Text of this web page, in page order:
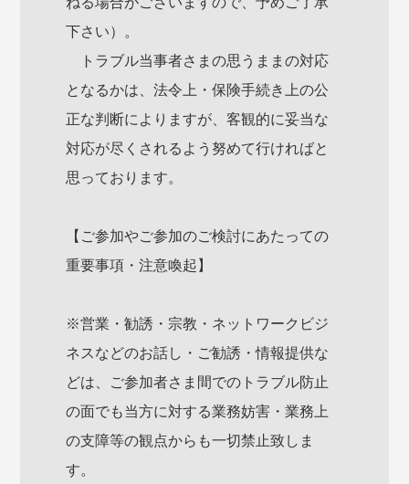
下さい）。
トラブル当事者さまの思うままの対応
となるかは、法令上・保険手続き上の公
正な判断によりますが、客観的に妥当な
対応が尽くされるよう努めて行ければと
思っております。
【ご参加やご参加のご検討にあたっての
重要事項・注意喚起】
※営業・勧誘・宗教・ネットワークビジ
ネスなどのお話し・ご勧誘・情報提供な
どは、ご参加者さま間でのトラブル防止
の面でも当方に対する業務妨害・業務上
の支障等の観点からも一切禁止致しま
す。